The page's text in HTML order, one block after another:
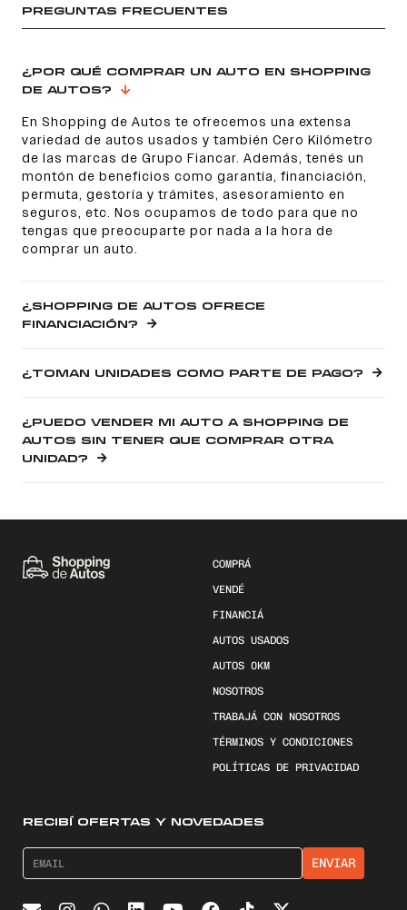
PREGUNTAS FRECUENTES
¿POR QUÉ COMPRAR UN AUTO EN SHOPPING
DE AUTOS?
En Shopping de Autos te ofrecemos una extensa
variedad de autos usados y también Cero Kilómetro
de las marcas de Grupo Fiancar. Además, tenés un
montón de beneficios como garantía, financiación,
permuta, gestoría y trámites, asesoramiento en
seguros, etc. Nos ocupamos de todo para que no
tengas que preocuparte por nada a la hora de
comprar un auto.
¿SHOPPING DE AUTOS OFRECE
FINANCIACIÓN?
¿TOMAN UNIDADES COMO PARTE DE PAGO?
¿PUEDO VENDER MI AUTO A SHOPPING DE
AUTOS SIN TENER QUE COMPRAR OTRA
UNIDAD?
COMPRÁ
VENDÉ
FINANCIÁ
AUTOS USADOS
AUTOS 0KM
NOSOTROS
TRABAJÁ CON NOSOTROS
TÉRMINOS Y CONDICIONES
POLÍTICAS DE PRIVACIDAD
RECIBÍ OFERTAS Y NOVEDADES